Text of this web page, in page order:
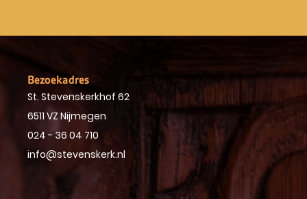
Bezoekadres
St. Stevenskerkhof 62
6511 VZ Nijmegen
024 - 36 04 710
info@stevenskerk.nl